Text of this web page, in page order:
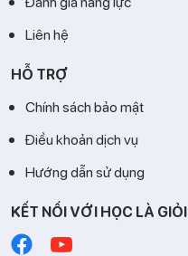
Liên hệ
HỖ TRỢ
Chính sách bảo mật
Điều khoản dịch vụ
Hướng dẫn sử dụng
KẾT NỐI VỚI HỌC LÀ GIỎI